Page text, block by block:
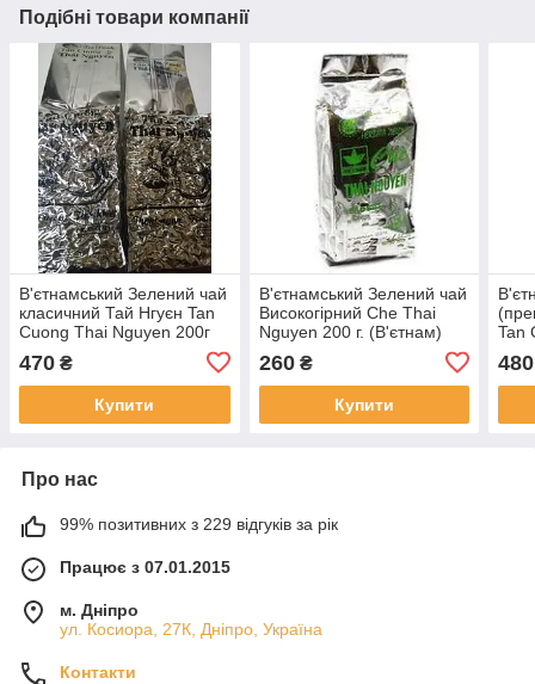
Подібні товари компанії
В'єтнамський Зелений чай
класичний Тай Нгуєн Tan
Cuong Thai Nguyen 200г
470 ₴
Купити
В'єтнамський Зелений чай
Високогірний Che Thai
Nguyen 200 г. (В'єтнам)
260₴
Купити
Tan
480
Про нас
99% позитивних з 229 відгуків за рік
Працює з 07.01.2015
м. Дніпро
ул. Косиора, 27К, Дніпро, Україна
Контакти